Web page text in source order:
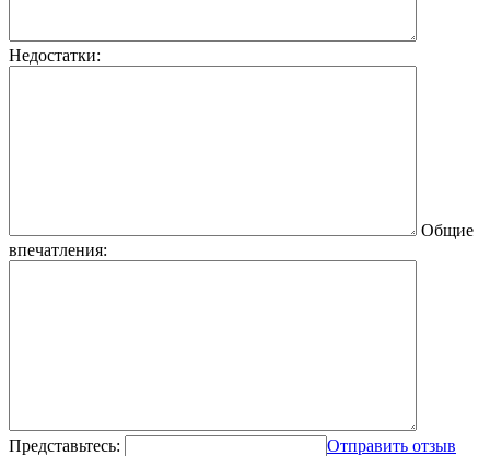
Недостатки:
Общие
впечатления:
Представьтесь: Отправить отзыв